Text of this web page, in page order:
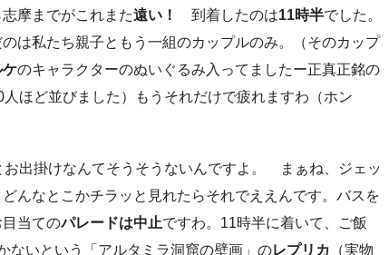
摩までがこれまた遠い！ 到着したのは11時半でした。
は私たち親子ともう一組のカップルのみ。（そのカップ
ケのキャラクターのぬいぐるみ入ってましたー正真正銘の
ほど並びました）もうそれだけで疲れますわ（ホン
出掛けなんてそうそうないんですよ。 まぁね、ジェッ
んなとこかチラッと見れたらそれでええんです。バスを
当てのパレードは中止ですわ。11時半に着いて、ご飯
ないという「アルタミラ洞窟の壁画」のレプリカ
（実物